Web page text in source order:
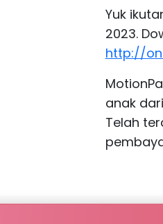
Yuk
2023.
http://
anak
Telah